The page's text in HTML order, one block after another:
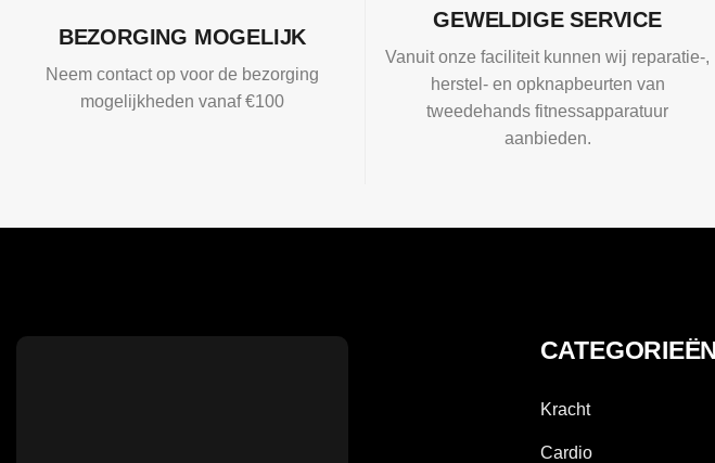
BEZORGING MOGELIJK
Neem contact op voor de bezorging
mogelijkheden vanaf €100
GEWELDIGE SERVICE
Vanuit onze faciliteit kunnen wij reparatie-,
herstel- en opknapbeurten van
tweedehands fitnessapparatuur
aanbieden.
CATEGORIEËN
Kracht
Cardio